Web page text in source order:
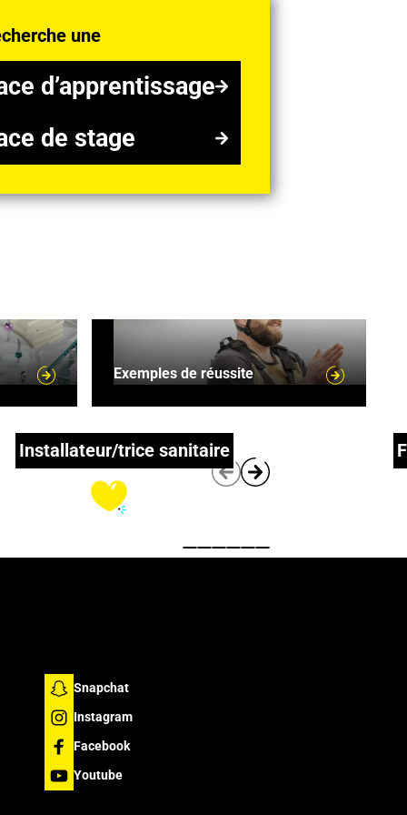
une
d’apprentissage
de stage
Exemples de réussite
Installateur/trice sanitaire
Snapchat
Instagram
Facebook
Youtube